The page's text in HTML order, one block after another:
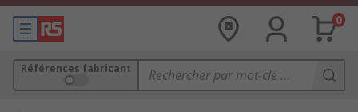
0
Références fabricant